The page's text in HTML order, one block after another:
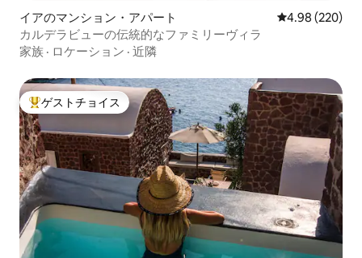
イアのマンション・アパート レビュー220
4.98 (220)
カルデラビューの伝統的なファミリーヴィラ
家族 · ロケーション · 近隣
大好評のゲストチョイスです。
ゲストチョイス